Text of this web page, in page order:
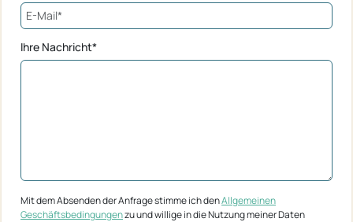
Ihre Nachricht*
Mit dem Absenden der Anfrage stimme ich denAllgemeinen
Geschäftsbedingungenzu und willige in die Nutzung meiner Daten